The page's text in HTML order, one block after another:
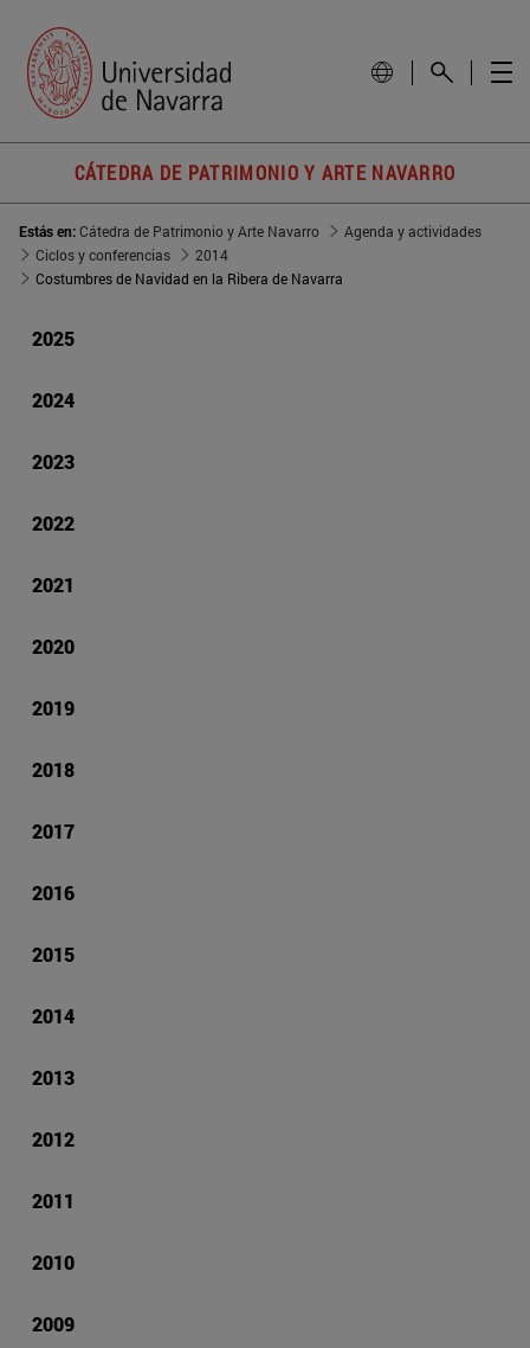
CÁTEDRA DE PATRIMONIO Y ARTE NAVARRO
Estás en:Cátedra de Patrimonio y Arte Navarro
Agenda y actividades
Ciclos y conferencias
2014
Costumbres de Navidad en la Ribera de Navarra
2025
2024
2023
2022
2021
2020
2019
2018
2017
2016
2015
2014
2013
2012
2011
2010
2009